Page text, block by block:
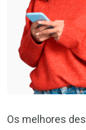
Os melhores